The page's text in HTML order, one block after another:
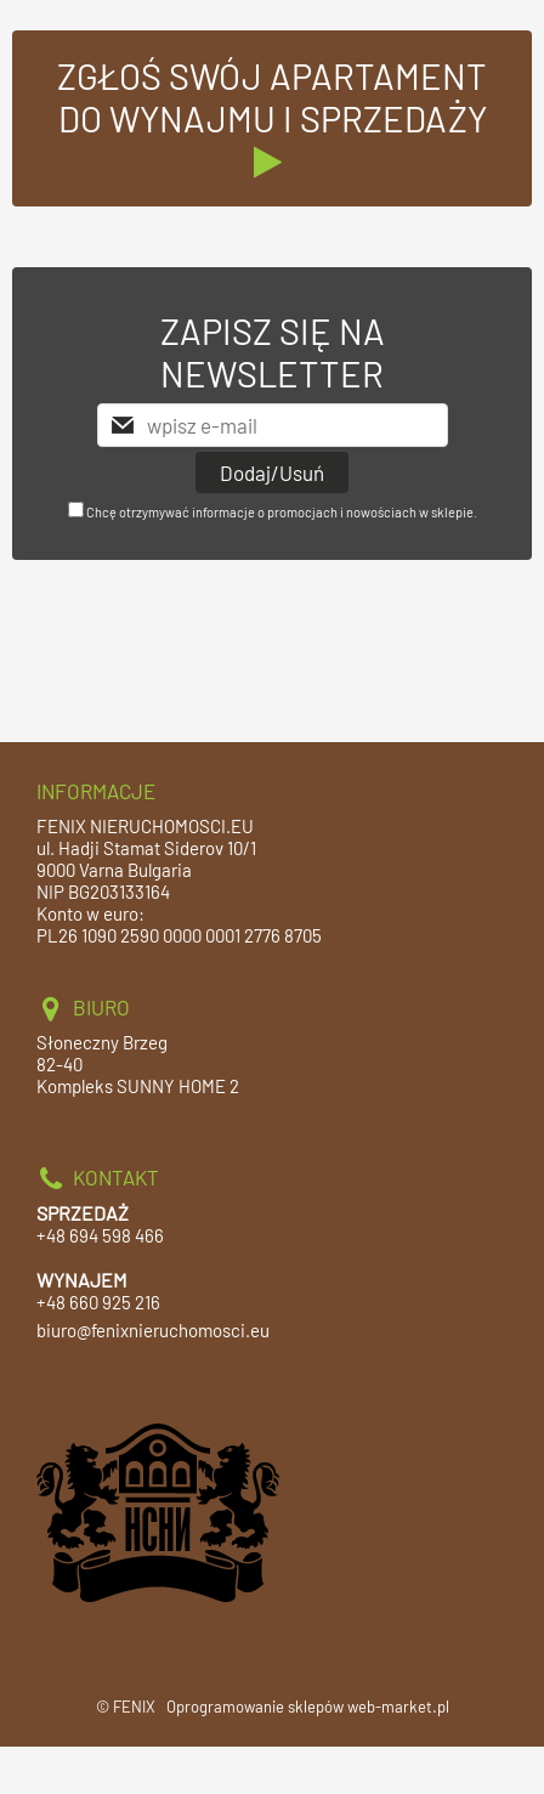
ZGŁOŚ SWÓJ APARTAMENT
DO WYNAJMU I SPRZEDAŻY
ZAPISZ SIĘ NA
NEWSLETTER
Chcę otrzymywać informacje o promocjach i nowościach w sklepie.
INFORMACJE
FENIX NIERUCHOMOSCI.EU
ul. Hadji Stamat Siderov 10/1
9000 Varna Bulgaria
NIP BG203133164
Konto w euro:
PL26 1090 2590 0000 0001 2776 8705
BIURO
Słoneczny Brzeg
82-40
Kompleks SUNNY HOME 2
KONTAKT
SPRZEDAŻ
+48 694 598 466
WYNAJEM
+48 660 925 216
biuro@fenixnieruchomosci.eu
© FENIX Oprogramowanie sklepów web-market.pl